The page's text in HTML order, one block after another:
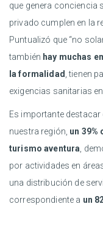
que genera conciencia
privado cumplen en la
Puntualizó que “no
también hay muchas
la formalidad , tienen
exigencias sanitarias
Es importante
nuestra región, un 39%
turismo aventura ,
por actividades en
una distribución de
correspondiente a un